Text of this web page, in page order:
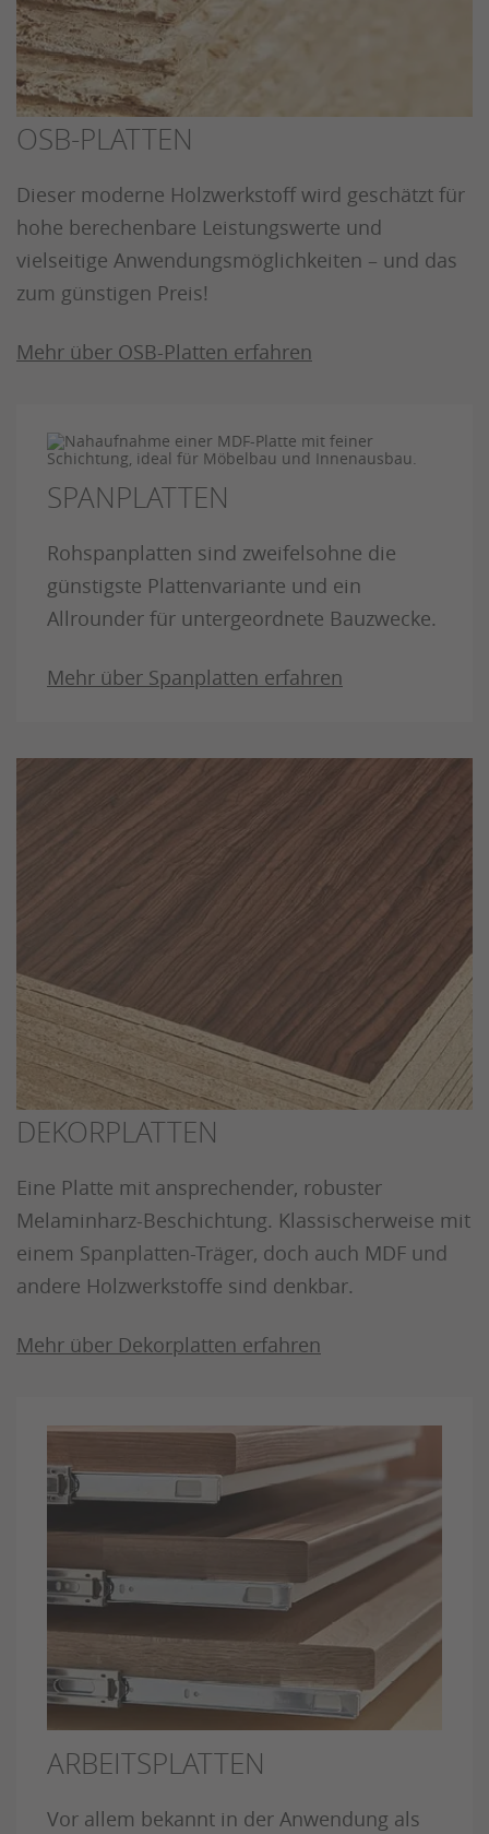
OSB-PLATTEN
Dieser moderne Holzwerkstoff wird geschätzt für
hohe berechenbare Leistungswerte und
vielseitige Anwendungsmöglichkeiten – und das
zum günstigen Preis!
Mehr über OSB-Platten erfahren
SPANPLATTEN
Rohspanplatten sind zweifelsohne die
günstigste Plattenvariante und ein
Allrounder für untergeordnete Bauzwecke.
Mehr über Spanplatten erfahren
DEKORPLATTEN
Eine Platte mit ansprechender, robuster
Melaminharz-Beschichtung. Klassischerweise mit
einem Spanplatten-Träger, doch auch MDF und
andere Holzwerkstoffe sind denkbar.
Mehr über Dekorplatten erfahren
ARBEITSPLATTEN
Vor allem bekannt in der Anwendung als